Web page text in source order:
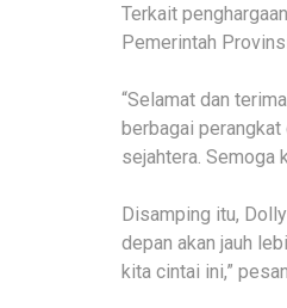
Terkait
Pemerintah
“Selamat dan
berbagai perangkat
sejahtera. Semoga
Disamping itu,
depan akan jauh
kita cintai ini,”